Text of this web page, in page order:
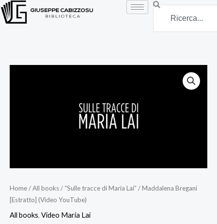
Vai
al
Search
Home/All books/ “Sulle tracce di Maria Lai” / Maddalena Bregani
[Estratto] (Video YouTube)
All books, Video Maria Lai